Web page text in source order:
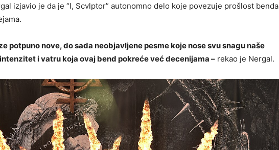
izjavio je da je “I, Scvlptor” autonomno delo koje povezuje prošlost benda
potpuno nove, do sada neobjavljene pesme koje nose svu snagu naše
i vatru koja ovaj bend pokreće već decenijama – rekao je Nergal.